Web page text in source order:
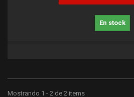
En stock
Mostrando 1 - 2 de 2 items